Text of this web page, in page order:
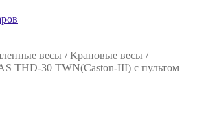
весы /Крановые весы /
THD-30 TWN(Caston-III) с пультом